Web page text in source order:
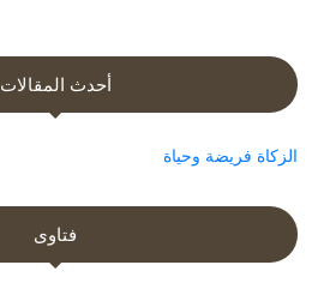
أحدث المقالات
الزكاة فريضة وحياة
فتاوى